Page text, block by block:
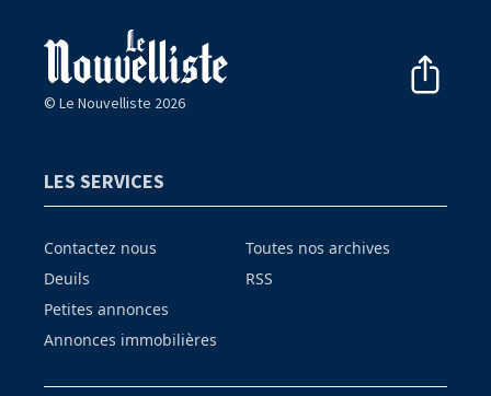
© Le Nouvelliste 2026
LES SERVICES
Contactez nous
Deuils
Petites annonces
Annonces immobilières
Toutes nos archives
RSS